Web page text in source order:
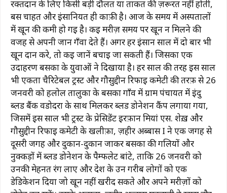
रक्तदान के लिए किसी बड़ी दौलत या ताकत की ज़रूरत नहीं होती,
बस चाहत और इंसानियत ही काफ़ी है। आज के समय में अस्पतालों
में खून की कमी हो गई है। कई मरीज़ समय पर खून न मिलने की
वजह से अपनी जान गँवा देते हैं। अगर हर इंसान साल में दो बार भी
खून दान करे, तो कई जानें बचाई जा सकती हैं। जिसका एक
उदाहरण बसका के युवाओं ने दिखाया है। हर साल की तरह इस साल
भी एकता चैरिटेबल ट्रस्ट और गौसुद्दीन रिफाई कमेटी की तरफ़ से 26
जनवरी को हलोल तालुका के बसका गाँव में ग्राम पंचायत में इंदु
ब्लड बैंक वडोदरा के साथ मिलकर ब्लड डोनेशन कैंप लगाया गया,
जिसमें इस साल भी ट्रस्ट के प्रेसिडेंट इरफ़ान मियां एस. शेख़ और
गौसुद्दीन रिफाई कमेटी के खलीफ़ा, ज़हीर अब्बास I ने एक जगह से
दूसरी जगह और दुकान-दुकान जाकर बसका की गलियों और
नुक्कड़ों में ब्लड डोनेशन के पैम्फलेट बांटे, ताकि 26 जनवरी को
उनकी मेहनत रंग लाए और देश के उन गरीब लोगों को एक
डेडिकेशन दिया जो खून नहीं खरीद सकते और अपने मरीज़ों को